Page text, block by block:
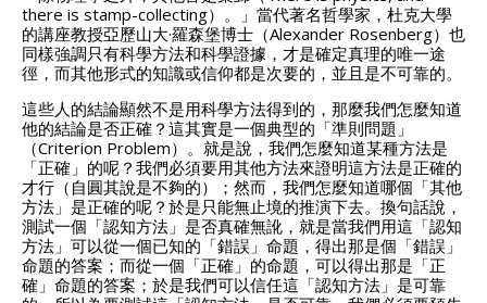
there is stamp-collecting）。」當代著名哲學家，杜克大學
的講座教授亞歷山大·羅森堡博士（Alexander Rosenberg）也
同樣強調只有科學方法和科學證據，才是確定真理的唯一途
徑，而其他形式的知識或信仰都是次要的，並且是不可靠的。
這些人的結論顯然不是用科學方法得到的，那麼我們怎麼知道
他的結論是否正確？這其實是一個典型的「準則問題」
（Criterion Problem）。就是說，我們怎麼知道某種方法是
「正確」的呢？我們必須要用其他方法來證明這方法是正確的
才行（自圓其說是不夠的）；然而，我們怎麼知道哪個「其他
方法」是正確的呢？於是只能無止境的推演下去。換句話說，
測試一個「認知方法」是否真確無訛，就是當我們用這「認知
方法」可以從一個已知的「錯誤」命題，得出那是個「錯誤」
命題的答案；而從一個「正確」的命題，可以得出那是「正
確」命題的答案；於是我們可以信任這「認知方法」是可靠